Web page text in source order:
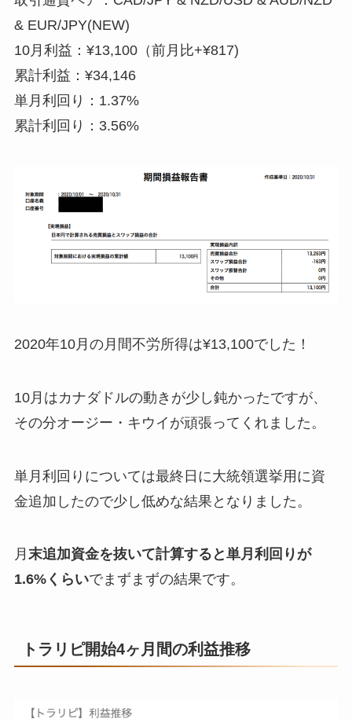
& EUR/JPY(NEW)
10月利益：¥13,100（前月比+¥817)
累計利益：¥34,146
単月利回り：1.37%
累計利回り：3.56%
2020年10月の月間不労所得は¥13,100でした！
10月はカナダドルの動きが少し鈍かったですが、
その分オージー・キウイが頑張ってくれました。
単月利回りについては最終日に大統領選挙用に資
金追加したので少し低めな結果となりました。
月 末追加資金を抜いて計算すると単月利回りが
1.6%くらいでまずまずの結果です。
トラリピ開始4ヶ月間の利益推移